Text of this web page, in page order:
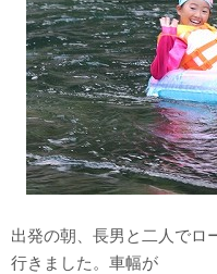
出発の朝、長男と二人でロ
行きました。車幅が